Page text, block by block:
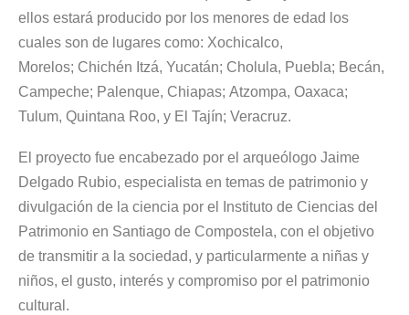
ellos estará producido por los menores de edad los
cuales son de lugares como: Xochicalco,
Morelos; Chichén Itzá, Yucatán; Cholula, Puebla; Becán,
Campeche; Palenque, Chiapas; Atzompa, Oaxaca;
Tulum, Quintana Roo, y El Tajín; Veracruz.
El proyecto fue encabezado por el arqueólogo Jaime
Delgado Rubio, especialista en temas de patrimonio y
divulgación de la ciencia por el Instituto de Ciencias del
Patrimonio en Santiago de Compostela, con el objetivo
de transmitir a la sociedad, y particularmente a niñas y
niños, el gusto, interés y compromiso por el patrimonio
cultural.